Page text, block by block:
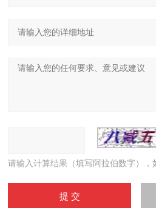
请输入计算结果（填写阿拉伯数字），